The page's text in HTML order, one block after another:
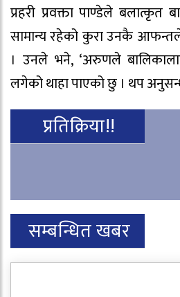
प्रहरी प्रवक्ता पाण्डेले बलात्कृत
सामान्य रहेको कुरा उनकै
। उनले भने, ‘अरुणले
लगेको थाहा पाएको छु । थप
प्रतिक्रिया!!
सम्बन्धित खबर